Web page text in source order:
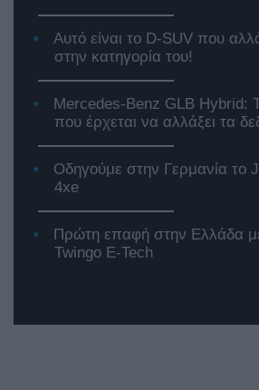
Αυτό είναι το D-SUV που
στην κατηγορία του!
Mercedes-Benz GLB Hybrid:
που έρχεται να αλλάξει τα
Οδηγούμε στην Γερμανία το
4xe
Πρώτη επαφή στην Ελλάδα
Twingo E-Tech